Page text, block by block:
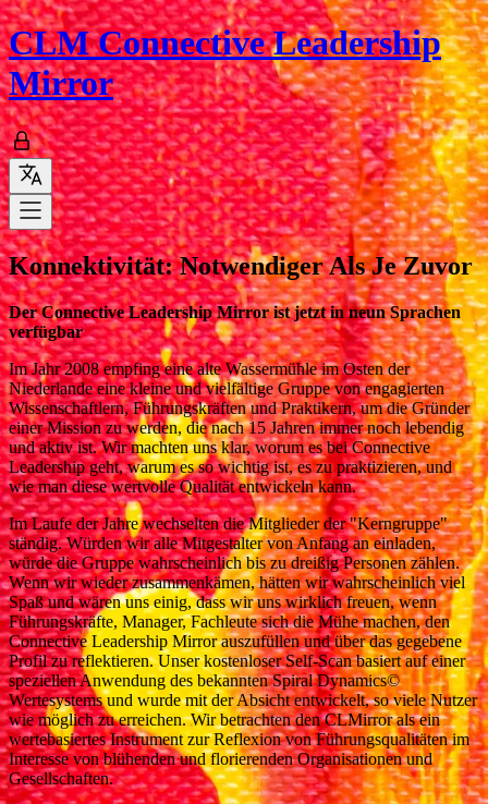
CLMConnective Leadership
Mirror
Konnektivität: Notwendiger Als Je Zuvor
Der Connective Leadership Mirror ist jetzt in neun Sprachen
verfügbar
Im Jahr 2008 empfing eine alte Wassermühle im Osten der
Niederlande eine kleine und vielfältige Gruppe von engagierten
Wissenschaftlern, Führungskräften und Praktikern, um die Gründer
einer Mission zu werden, die nach 15 Jahren immer noch lebendig
und aktiv ist. Wir machten uns klar, worum es bei Connective
Leadership geht, warum es so wichtig ist, es zu praktizieren, und
wie man diese wertvolle Qualität entwickeln kann.
Im Laufe der Jahre wechselten die Mitglieder der "Kerngruppe"
ständig. Würden wir alle Mitgestalter von Anfang an einladen,
würde die Gruppe wahrscheinlich bis zu dreißig Personen zählen.
Wenn wir wieder zusammenkämen, hätten wir wahrscheinlich viel
Spaß und wären uns einig, dass wir uns wirklich freuen, wenn
Führungskräfte, Manager, Fachleute sich die Mühe machen, den
Connective Leadership Mirror auszufüllen und über das gegebene
Profil zu reflektieren. Unser kostenloser Self-Scan basiert auf einer
speziellen Anwendung des bekannten Spiral Dynamics©
Wertesystems und wurde mit der Absicht entwickelt, so viele Nutzer
wie möglich zu erreichen. Wir betrachten den CLMirror als ein
wertebasiertes Instrument zur Reflexion von Führungsqualitäten im
Interesse von blühenden und florierenden Organisationen und
Gesellschaften.